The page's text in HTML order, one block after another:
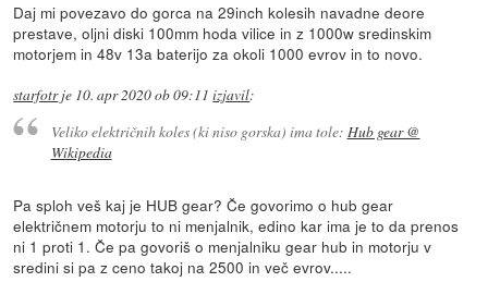
Daj mi povezavo do gorca na 29inch kolesih navadne deore
prestave, oljni diski 100mm hoda vilice in z 1000w sredinskim
motorjem in 48v 13a baterijo za okoli 1000 evrov in to novo.
starfotrje 10. apr 2020 ob 09:11 izjavil:
Veliko električnih koles (ki niso gorska) ima tole: Hub gear @
Wikipedia
Pa sploh veš kaj je HUB gear? Če govorimo o hub gear
električnem motorju to ni menjalnik, edino kar ima je to da prenos
ni 1 proti 1. Če pa govoriš o menjalniku gear hub in motorju v
sredini si pa z ceno takoj na 2500 in več evrov.....